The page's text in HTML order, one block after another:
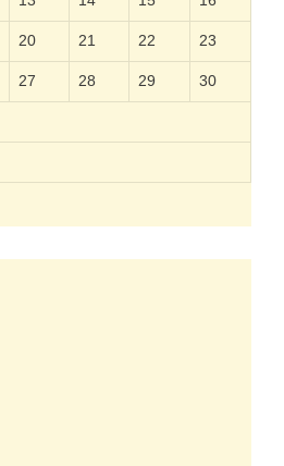
20 21 22 23
27 28 29 30